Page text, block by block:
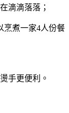
滴滴落落；
烹煮一家4人份餐
手更便利。